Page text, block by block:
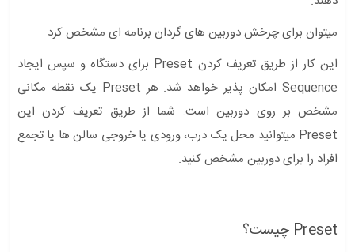
میتوان برای چرخش دوربین های گردان برنامه ای مشخص کرد
این کار از طریق تعریف کردن Preset برای دستگاه و سپس ایجاد
Sequence امکان پذیر خواهد شد. هر Preset یک نقطه مکانی
مشخص بر روی دوربین است. شما از طریق تعریف کردن این
Preset میتوانید محل یک درب، ورودی یا خروجی سالن ها یا تجمع
افراد را برای دوربین مشخص کنید.
Preset چیست؟